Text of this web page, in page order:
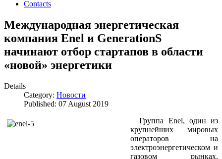
Contacts
Международная энергетическая
компания Enel и GenerationS
начинают отбор стартапов в области
«новой» энергетики
Details
Category: Новости
Published: 07 August 2019
Группа Enel, один из
крупнейших мировых
операторов на
электроэнергетическом и
газовом рынках,